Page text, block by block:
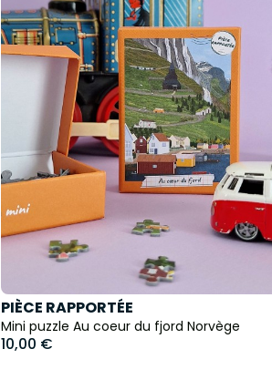
PIÈCE RAPPORTÉE
Mini puzzle Au coeur du fjord Norvège
10,00 €